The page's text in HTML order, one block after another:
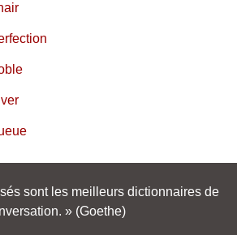
sont les meilleurs dictionnaires de
(Goethe)